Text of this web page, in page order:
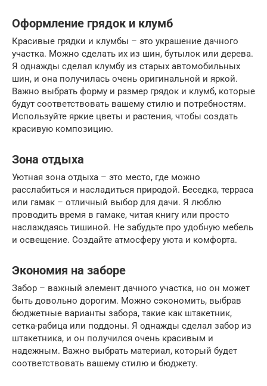
Оформление грядок и клумб
Красивые грядки и клумбы – это украшение дачного
участка. Можно сделать их из шин, бутылок или дерева.
Я однажды сделал клумбу из старых автомобильных
шин, и она получилась очень оригинальной и яркой.
Важно выбрать форму и размер грядок и клумб, которые
будут соответствовать вашему стилю и потребностям.
Используйте яркие цветы и растения, чтобы создать
красивую композицию.
Зона отдыха
Уютная зона отдыха – это место, где можно
расслабиться и насладиться природой. Беседка, терраса
или гамак – отличный выбор для дачи. Я люблю
проводить время в гамаке, читая книгу или просто
наслаждаясь тишиной. Не забудьте про удобную мебель
и освещение. Создайте атмосферу уюта и комфорта.
Экономия на заборе
Забор – важный элемент дачного участка, но он может
быть довольно дорогим. Можно сэкономить, выбрав
бюджетные варианты забора, такие как штакетник,
сетка-рабица или поддоны. Я однажды сделал забор из
штакетника, и он получился очень красивым и
надежным. Важно выбрать материал, который будет
соответствовать вашему стилю и бюджету.